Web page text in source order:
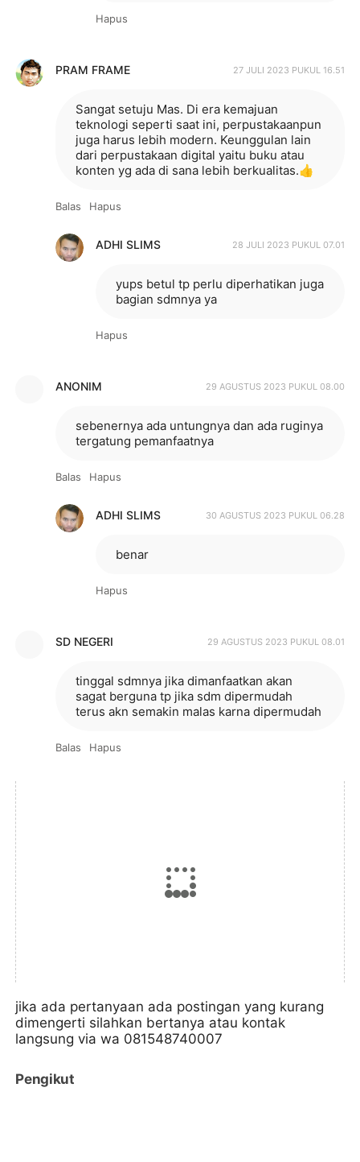
Hapus
PRAM FRAME 27 JULI 2023 PUKUL 16.51
Sangat setuju Mas. Di era kemajuan
teknologi seperti saat ini, perpustakaanpun
juga harus lebih modern. Keunggulan lain
dari perpustakaan digital yaitu buku atau
konten yg ada di sana lebih berkualitas.👍
Balas Hapus
ADHI SLIMS 28 JULI 2023 PUKUL 07.01
yups betul tp perlu diperhatikan juga
bagian sdmnya ya
Hapus
ANONIM 29 AGUSTUS 2023 PUKUL 08.00
sebenernya ada untungnya dan ada ruginya
tergatung pemanfaatnya
Balas Hapus
ADHI SLIMS 30 AGUSTUS 2023 PUKUL 06.28
benar
Hapus
SD NEGERI 29 AGUSTUS 2023 PUKUL 08.01
tinggal sdmnya jika dimanfaatkan akan
sagat berguna tp jika sdm dipermudah
terus akn semakin malas karna dipermudah
Balas Hapus
jika ada pertanyaan ada postingan yang kurang
dimengerti silahkan bertanya atau kontak
langsung via wa 081548740007
Pengikut